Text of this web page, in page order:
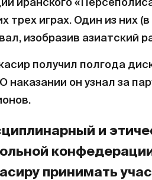
иранского
трех играх. Один из них
изобразив азиатский
получил полгода
наказании он узнал за
и
принимать